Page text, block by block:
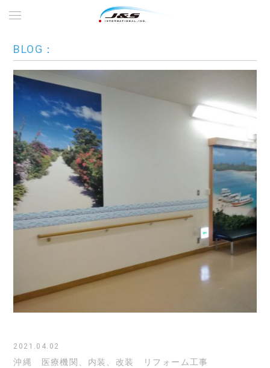
BLOG：
2021.04.02
沖縄 医療機関、内装、改装 リフォーム工事